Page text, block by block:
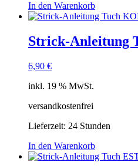
In den Warenkorb
Strick-Anleitung
6,90 €
inkl. 19 % MwSt.
versandkostenfrei
Lieferzeit: 24 Stunden
In den Warenkorb